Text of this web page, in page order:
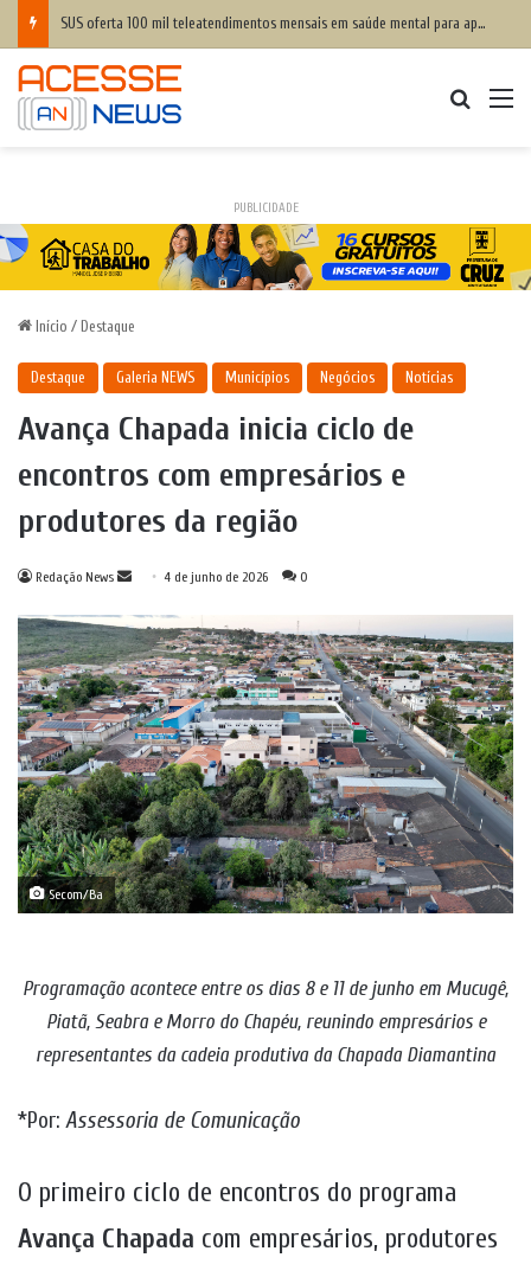
SUS oferta 100 mil teleatendimentos mensais em saúde mental para apostadores
PUBLICIDADE
Início / Destaque
Destaque Galeria NEWS Municípios Negócios Notícias
Avança Chapada inicia ciclo de
encontros com empresários e
produtores da região
Redação News
Mande
e-
mail
4 de junho de 2026 0
Secom/Ba
Programação acontece entre os dias 8 e 11 de junho em Mucugê,
Piatã, Seabra e Morro do Chapéu, reunindo empresários e
representantes da cadeia produtiva da Chapada Diamantina
*Por: Assessoria de Comunicação
O primeiro ciclo de encontros do programa
Avança Chapada com empresários, produtores